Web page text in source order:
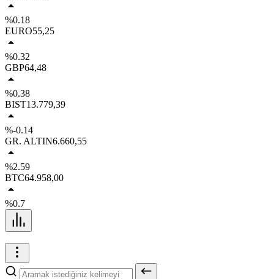
%0.18
EURO55,25
%0.32
GBP64,48
%0.38
BIST13.779,39
%-0.14
GR. ALTIN6.660,55
%2.59
BTC64.958,00
%0.7